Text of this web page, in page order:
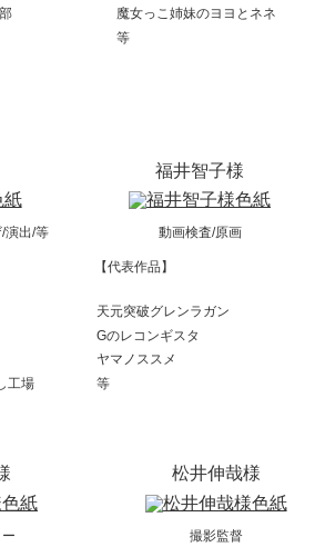
魔女っこ姉妹のヨヨとネネ
等
演出/等
工場
福井智子様
動画検査/原画
【代表作品】
天元突破グレンラガン
Gのレコンギスタ
ヤマノススメ
等
松井伸哉様
撮影監督